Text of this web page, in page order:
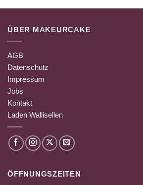
ÜBER MAKEURCAKE
AGB
Datenschutz
Impressum
Jobs
Kontakt
Laden Wallisellen
ÖFFNUNGSZEITEN